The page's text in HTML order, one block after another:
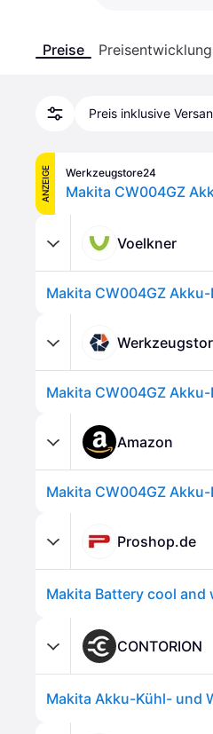
Preise Preisentwicklung
Preis inklusive
ANZEIGE Werkzeugstore24
Voelkner
Amazon
Proshop.de
Makita Battery cool and
CONTORION
Makita Akku-Kühl- und